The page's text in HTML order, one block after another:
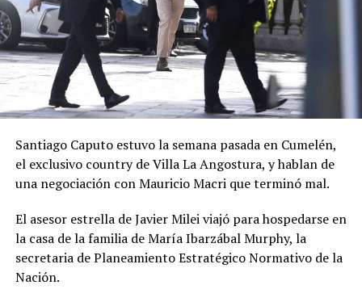
Santiago Caputo estuvo la semana pasada en Cumelén,
el exclusivo country de Villa La Angostura, y hablan de
una negociación con Mauricio Macri que terminó mal.
El asesor estrella de Javier Milei viajó para hospedarse en
la casa de la familia de María Ibarzábal Murphy, la
secretaria de Planeamiento Estratégico Normativo de la
Nación.